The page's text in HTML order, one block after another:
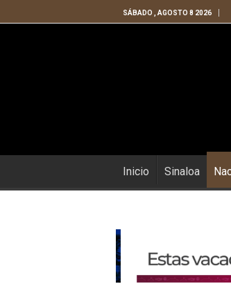
SÁBADO , AGOSTO 8 2026
Inicio Sinaloa